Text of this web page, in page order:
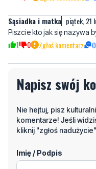
Napisz swój
komentarze! Jeśli
kliknij "zgłoś nadużycie".
Imię / Podpis
Odpowiedz